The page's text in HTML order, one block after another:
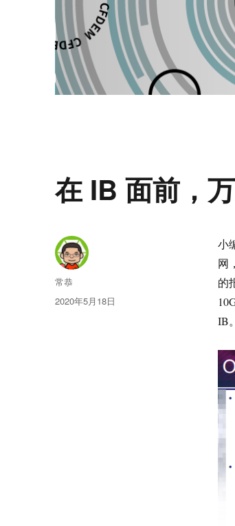
在 IB 面前，
小
网
的
IB。
作
者
常恭
发
2020年5月18日